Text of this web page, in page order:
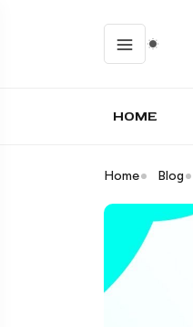
HOME
Home Blog